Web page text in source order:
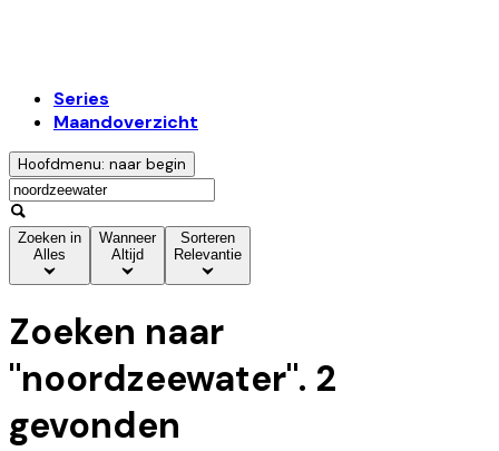
Series
Maandoverzicht
Hoofdmenu: naar begin
Zoeken in
Alles
Wanneer
Altijd
Sorteren
Relevantie
Zoeken naar
"noordzeewater". 2
gevonden